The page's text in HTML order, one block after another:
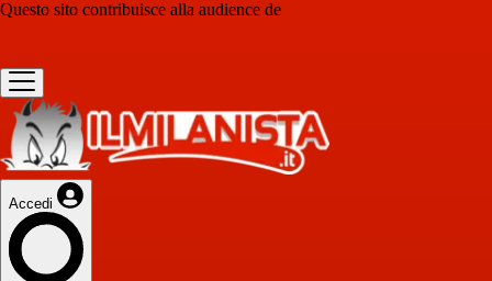
Questo sito contribuisce alla audience de
Accedi